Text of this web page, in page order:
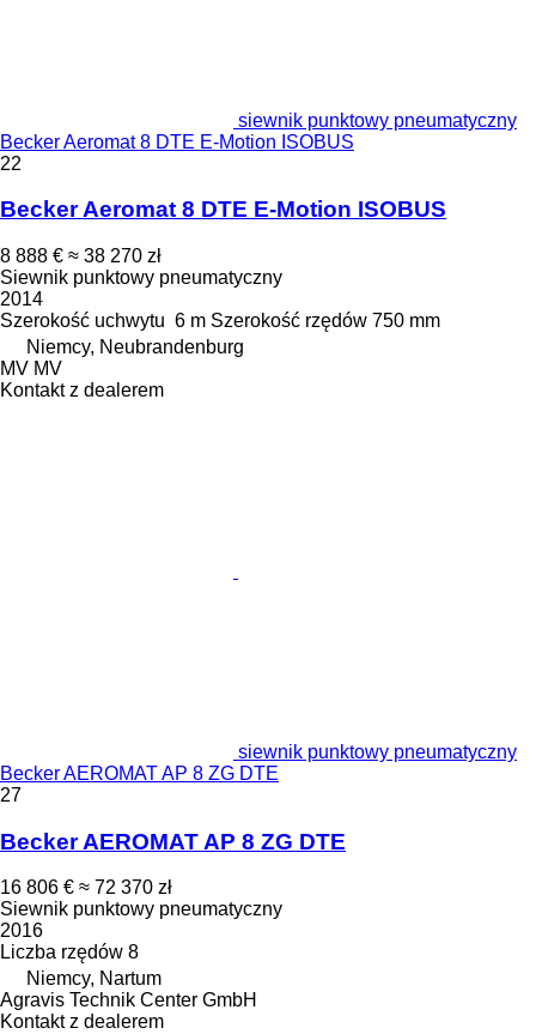
siewnik punktowy pneumatyczny
Becker Aeromat 8 DTE E-Motion ISOBUS
22
Becker Aeromat 8 DTE E-Motion ISOBUS
8 888 € ≈ 38 270 zł
Siewnik punktowy pneumatyczny
2014
Szerokość uchwytu 6 m Szerokość rzędów 750 mm
Niemcy, Neubrandenburg
MV MV
Kontakt z dealerem
siewnik punktowy pneumatyczny
Becker AEROMAT AP 8 ZG DTE
27
Becker AEROMAT AP 8 ZG DTE
16 806 € ≈ 72 370 zł
Siewnik punktowy pneumatyczny
2016
Liczba rzędów 8
Niemcy, Nartum
Agravis Technik Center GmbH
Kontakt z dealerem